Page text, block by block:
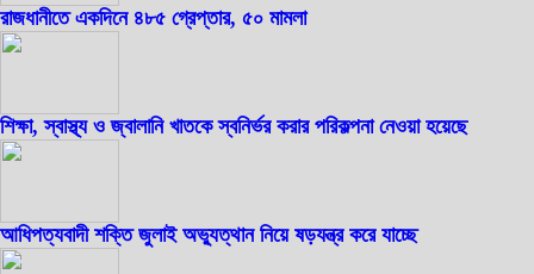
রাজধানীতে একদিনে ৪৮৫ গ্রেপ্তার, ৫০ মামলা
শিক্ষা, স্বাস্থ্য ও জ্বালানি খাতকে স্বনির্ভর করার পরিকল্পনা নেওয়া হয়েছে
আধিপত্যবাদী শক্তি জুলাই অভ্যুত্থান নিয়ে ষড়যন্ত্র করে যাচ্ছে